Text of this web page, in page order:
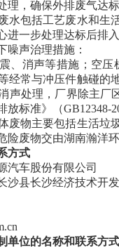
理，确保外排废气达标
包括工艺废水和生
进一步处理达标后排入
声治理措施：
、消声等措施；空
经常与冲压件触碰的
声处理，厂界除主厂
放标准》（GB12348-
物主要包括生活垃
险废物交由湖南瀚洋
方式
汽车股份有限公司
沙县长沙经济技术开
单位的名称和联系方式